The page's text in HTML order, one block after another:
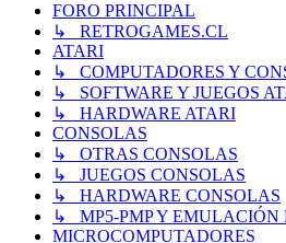
FORO PRINCIPAL
↳ RETROGAMES.CL
ATARI
↳ COMPUTADORES Y
↳ SOFTWARE Y JUEGOS
↳ HARDWARE ATARI
CONSOLAS
↳ OTRAS CONSOLAS
↳ JUEGOS CONSOLAS
↳ HARDWARE CONSOLAS
↳ MP5-PMP Y EMULACIÓN
MICROCOMPUTADORES